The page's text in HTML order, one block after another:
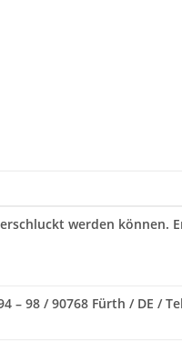
werden können.
– 98 / 90768 Fürth / DE /